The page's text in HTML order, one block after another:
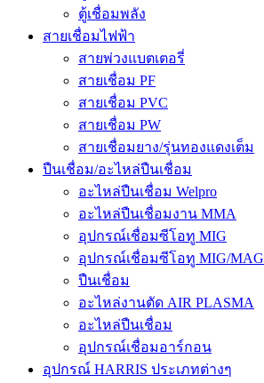
ตู้เชื่อมพลัง
สายเชื่อมไฟฟ้า
สายพ่วงแบตเตอรี่
สายเชื่อม PF
สายเชื่อม PVC
สายเชื่อม PW
สายเชื่อมยาง/รุ่นทองแดงเต็ม
ปืนเชื่อม/อะไหล่ปืนเชื่อม
อะไหล่ปืนเชื่อม Welpro
อะไหล่ปืนเชื่อมงาน MMA
อุปกรณ์เชื่อมซีโอทู MIG
อุปกรณ์เชื่อมซีโอทู MIG/MAG
ปืนเชื่อม
อะไหล่งานตัด AIR PLASMA
อะไหล่ปืนเชื่อม
อุปกรณ์เชื่อมอาร์กอน
อุปกรณ์ HARRIS ประเภทต่างๆ